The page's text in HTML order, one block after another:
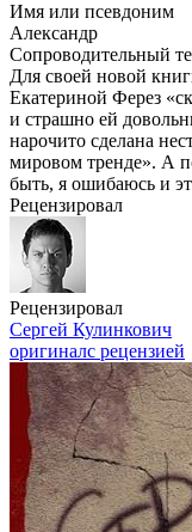
Имя или псевдоним
Александр
Сопроводительный
Для своей новой
Екатериной Ферез
и страшно ей
нарочито сделана
мировом тренде». А
быть, я ошибаюсь и
Рецензировал
Рецензировал
Сергей Кулинкович
оригиналс рецензией